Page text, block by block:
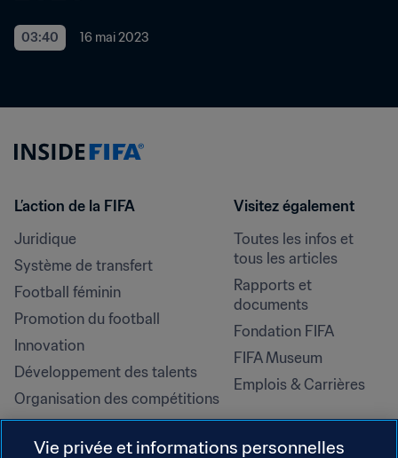
03:40 16 mai 2023
L’action de la FIFA
Juridique
Système de transfert
Football féminin
Promotion du football
Innovation
Développement des talents
Organisation des compétitions
Développement durable
Droits de l'homme et lutte contre
Visitez également
Toutes les infos et
tous les articles
Rapports et
documents
Fondation FIFA
FIFA Museum
Emplois & Carrières
Vie privée et informations personnelles